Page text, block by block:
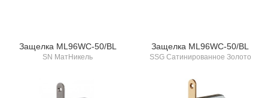
Защелка ML96WC-50/BL
SN МатНикель
Защелка ML96WC-50/BL
SSG Сатинированное Золото